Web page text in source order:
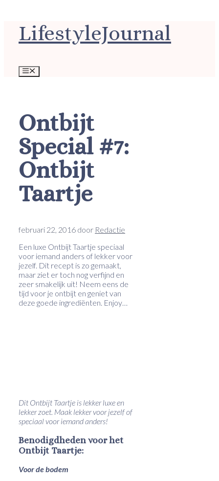
LifestyleJournal
Menu
Ontbijt
Special #7:
Ontbijt
Taartje
februari 22, 2016 door Redactie
Een luxe Ontbijt Taartje speciaal
voor iemand anders of lekker voor
jezelf. Dit recept is zo gemaakt,
maar ziet er toch nog verfijnd en
zeer smakelijk uit! Neem eens de
tijd voor je ontbijt en geniet van
deze goede ingrediënten. Enjoy…
Dit Ontbijt Taartje is lekker luxe en
lekker zoet. Maak lekker voor jezelf of
speciaal voor iemand anders!
Benodigdheden voor het
Ontbijt Taartje:
Voor de bodem